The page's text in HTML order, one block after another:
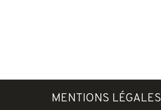
MENTIONS LÉGALES